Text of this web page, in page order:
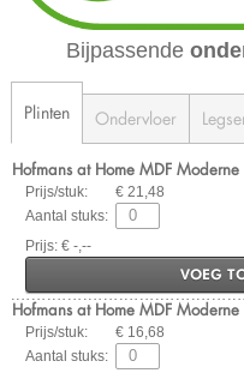
Bijpassende
Plinten Ondervloer
Hofmans at Home MDF
Prijs/stuk:
€ 21,48
Aantal stuks:
Prijs: € -,--
VOEG
Hofmans at Home MDF
Prijs/stuk:
€ 16,68
Aantal stuks: